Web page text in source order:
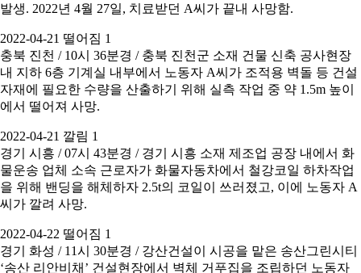
발생. 2022년 4월 27일, 치료받던 A씨가 끝내 사망함.
2022-04-21 떨어짐 1
충북 진천 / 10시 36분경 / 충북 진천군 소재 건물 신축 공사현장
내 지하 6층 기계실 내부에서 노동자 A씨가 조적용 벽돌 등 건설
자재에 필요한 수량을 산출하기 위해 실측 작업 중 약 1.5m 높이
에서 떨어져 사망.
2022-04-21 깔림 1
경기 시흥 / 07시 43분경 / 경기 시흥 소재 제조업 공장 내에서 화
물운송 업체 소속 근로자가 화물자동차에서 철강코일 하차작업
을 위해 밴딩을 해체하자 2.5t의 코일이 쓰러졌고, 이에 노동자 A
씨가 깔려 사망.
2022-04-22 떨어짐 1
경기 화성 / 11시 30분경 / 강산건설이 시공을 맡은 송산그린시티
‘송산 리안비채’ 건설현장에서 벽체 거푸집을 조립하던 노동자